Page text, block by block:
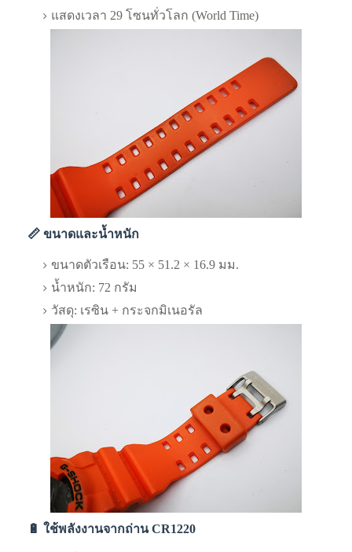
แสดงเวลา 29 โซนทั่วโลก (World Time)
📏 ขนาดและน้ำหนัก
ขนาดตัวเรือน: 55 × 51.2 × 16.9 มม.
น้ำหนัก: 72 กรัม
วัสดุ: เรซิน + กระจกมิเนอรัล
🔋 ใช้พลังงานจากถ่าน CR1220